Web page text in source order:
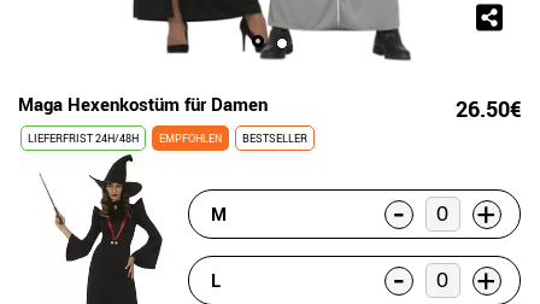
Maga Hexenkostüm für Damen 26.50€
LIEFERFRIST 24H/48H EMPFOHLEN BESTSELLER
M - +
L - +